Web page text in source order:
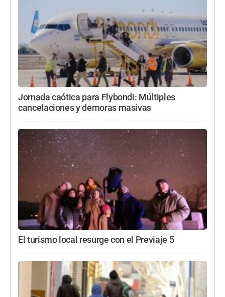
Jornada caótica para Flybondi: Múltiples
cancelaciones y demoras masivas
El turismo local resurge con el Previaje 5